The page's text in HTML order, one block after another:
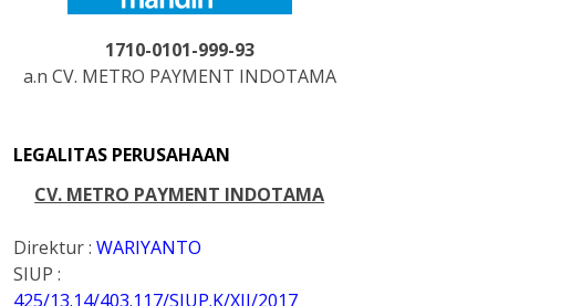
1710-0101-999-93
a.n CV. METRO PAYMENT INDOTAMA
LEGALITAS PERUSAHAAN
CV. METRO PAYMENT INDOTAMA
Direktur :WARIYANTO
SIUP :
425/13.14/403.117/SIUP.K/XII/2017